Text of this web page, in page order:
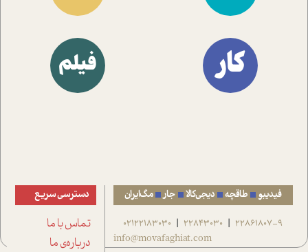
کار فیلم
فیدیبو طاقچه دیجی‌کالا جار مگ‌ایران
22861807-9
|
22843030
|
02122183030
info@movafaghiat.com
دسترسی سریع
تماس با ما
درباره‌ی ما